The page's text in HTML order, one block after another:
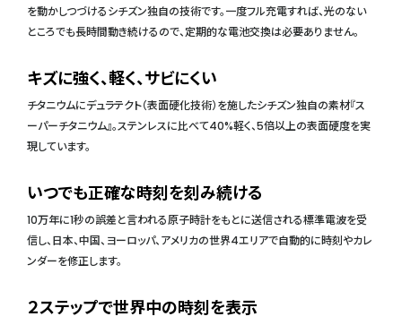
を動かしつづけるシチズン独自の技術です。一度フル充電すれば、光のない
ところでも長時間動き続けるので、定期的な電池交換は必要ありません。
キズに強く、軽く、サビにくい
チタニウムにデュラテクト（表面硬化技術）を施したシチズン独自の素材『ス
ーパーチタニウム』。ステンレスに比べて40%軽く、5倍以上の表面硬度を実
現しています。
いつでも正確な時刻を刻み続ける
10万年に1秒の誤差と言われる原子時計をもとに送信される標準電波を受
信し、日本、中国、ヨーロッパ、アメリカの世界4エリアで自動的に時刻やカレ
ンダーを修正します。
２ステップで世界中の時刻を表示